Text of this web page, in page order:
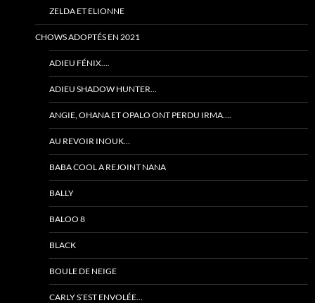
ZELDA ET ELIONNE
CHOWS ADOPTÉS EN 2021
ADIEU FÉNIX….
ADIEU SHADOW HUNTER…
ANGIE, OHANA ET OPALO ONT PERDU IRMA….
AU REVOIR INOUK…
BABA COOL A REJOINT NANA
BALLY
BALOO 8
BLACK
BOULE DE NEIGE
CARLY S’EST ENVOLÉE…